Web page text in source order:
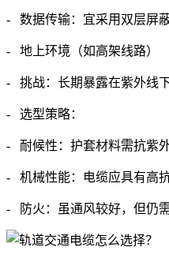
- 数据传输：宜采用双层屏
- 地上环境（如高架线路）
- 挑战：长期暴露在紫外线
- 选型策略：
- 耐候性：护套材料需抗紫
- 机械性能：电缆应具有高
- 防火：虽通风较好，但仍